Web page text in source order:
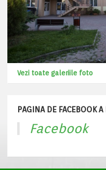
Vezi toate galeriile foto
PAGINA DE FACEBOOK
Facebook